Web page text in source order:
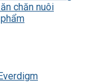
chăn nuôi